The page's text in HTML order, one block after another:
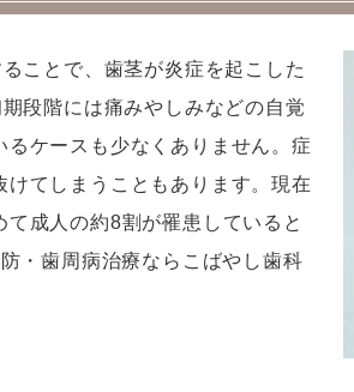
ことで、歯茎が炎症を起こした
段階には痛みやしみなどの自覚
ケースも少なくありません。症
てしまうこともあります。現在
成人の約8割が罹患していると
・歯周病治療ならこばやし歯科